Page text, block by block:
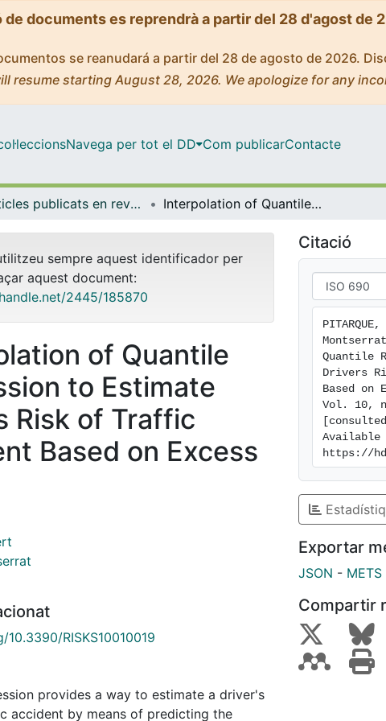
documents es reprendrà a partir del 28 d'agost de
se reanudará a partir del 28 de agosto de 2026.
resume starting August 28, 2026. We apologize for any
Navega per tot el DD Com publicarContacte
Articles publicats en revistes (Econometria, Estadística i Economia Aplicada) Interpolation of Quantile Regression to Estimate Drivers Risk of Traffic Accident Based on Excess Speed
sempre aquest identificador per
aquest document:
2445/185870
of Quantile
to Estimate
Risk of Traffic
Based on Excess
RISKS10010019
provides a way to estimate a driver's
accident by means of predicting the
Citació
Quantile
Drivers
Based on
Vol. 10,
Available
https://
Exportar
JSON - METS
Compartir